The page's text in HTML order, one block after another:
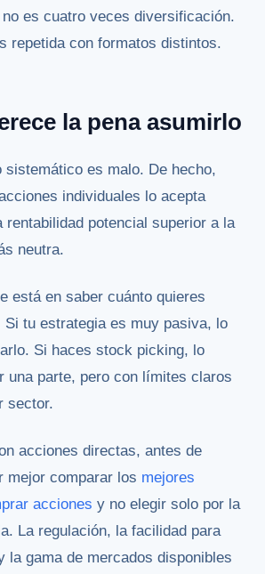
es cuatro veces diversificación.
repetida con formatos distintos.
la pena asumirlo
sistemático es malo. De hecho,
individuales lo acepta
rentabilidad potencial superior a la
neutra.
está en saber cuánto quieres
Si tu estrategia es muy pasiva, lo
Si haces stock picking, lo
una parte, pero con límites claros
sector.
acciones directas, antes de
mejor comparar los mejores
acciones y no elegir solo por la
La regulación, la facilidad para
la gama de mercados disponibles